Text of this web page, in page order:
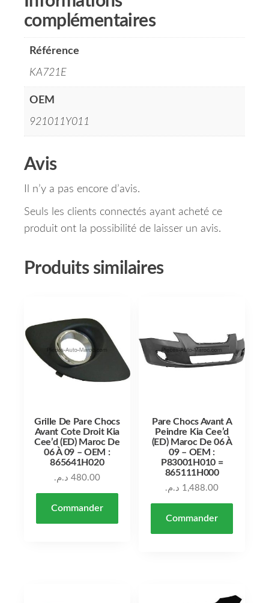
complémentaires
Référence
KA721E
OEM
921011Y011
Avis
Il n’y a pas encore d’avis.
Seuls les clients connectés ayant acheté ce
produit ont la possibilité de laisser un avis.
Produits similaires
Grille De Pare Chocs
Avant Cote Droit Kia
Cee’d (ED) Maroc De
06 À 09 – OEM :
865641H020
480.00 د.م.
Commander
Pare Chocs Avant A
Peindre Kia Cee’d
(ED) Maroc De 06 À
09 – OEM :
P83001H010 =
865111H000
1,488.00 د.م.
Commander